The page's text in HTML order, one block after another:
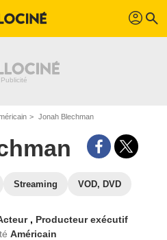
profil search
Jonah Blechman
Streaming VOD, DVD
, Producteur exécutif
Américain